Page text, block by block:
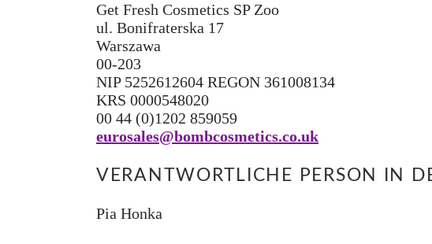
Get Fresh Cosmetics SP Zoo
ul. Bonifraterska 17
Warszawa
00-203
NIP 5252612604 REGON 361008134
KRS 0000548020
00 44 (0)1202 859059
eurosales@bombcosmetics.co.uk
VERANTWORTLICHE PERSON IN
Pia Honka